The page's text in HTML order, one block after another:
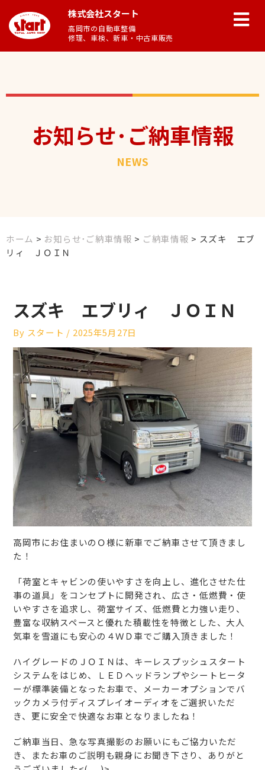
株式会社スタート
高岡市の自動車整備
修理、車検、新車・中古車販売
お知らせ･ご納車情報
NEWS
ホーム > お知らせ･ご納車情報 > ご納車情報 > スズキ エブ
リィ ＪＯＩＮ
スズキ エブリィ ＪＯＩＮ
By スタート / 2025年5月27日
高岡市にお住まいのＯ様に新車でご納車させて頂きまし
た！
「荷室とキャビンの使いやすさを向上し、進化させた仕
事の道具」をコンセプトに開発され、広さ・低燃費・使
いやすさを追求し、荷室サイズ、低燃費と力強い走り、
豊富な収納スペースと優れた積載性を特徴とした、大人
気車を雪道にも安心の４ＷＤ車でご購入頂きました！
ハイグレードのＪＯＩＮは、キーレスプッシュスタート
システムをはじめ、ＬＥＤヘッドランプやシートヒータ
ーが標準装備となったお車で、メーカーオプションでバ
ックカメラ付ディスプレイオーディオをご選択いただ
き、更に安全で快適なお車となりましたね！
ご納車当日、急な写真撮影のお願いにもご協力いただ
き、またお車のご説明も親身にお聞き下さり、ありがと